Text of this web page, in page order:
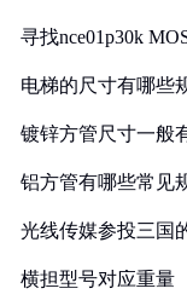
寻找nce01p30k
电梯的尺寸有哪些
镀锌方管尺寸一般
铝方管有哪些常见
光线传媒参投三国
横担型号对应重量